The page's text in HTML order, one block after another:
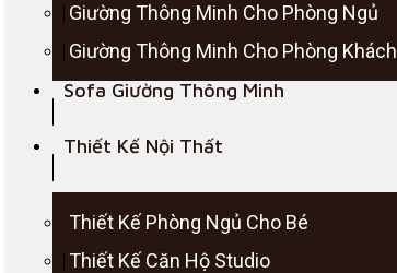
Giường Thông Minh Cho Phòng Ngủ
Giường Thông Minh Cho Phòng Khách
Sofa Giường Thông Minh
Thiết Kế Nội Thất
Thiết Kế Phòng Ngủ Cho Bé
Thiết Kế Căn Hộ Studio